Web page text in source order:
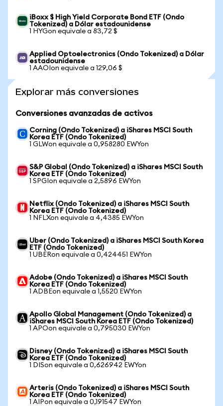
iBoxx $ High Yield Corporate Bond ETF (Ondo
Tokenized) a Dólar estadounidense
1 HYGon equivale a 83,72 $
Applied Optoelectronics (Ondo Tokenized) a Dólar
estadounidense
1 AAOIon equivale a 129,06 $
Explorar más conversiones
Conversiones avanzadas de activos
Corning (Ondo Tokenized) a iShares MSCI South
Korea ETF (Ondo Tokenized)
1 GLWon equivale a 0,958280 EWYon
S&P Global (Ondo Tokenized) a iShares MSCI South
Korea ETF (Ondo Tokenized)
1 SPGIon equivale a 2,5896 EWYon
Netflix (Ondo Tokenized) a iShares MSCI South
Korea ETF (Ondo Tokenized)
1 NFLXon equivale a 4,4385 EWYon
Uber (Ondo Tokenized) a iShares MSCI South Korea
ETF (Ondo Tokenized)
1 UBERon equivale a 0,424451 EWYon
Adobe (Ondo Tokenized) a iShares MSCI South
Korea ETF (Ondo Tokenized)
1 ADBEon equivale a 1,5520 EWYon
Apollo Global Management (Ondo Tokenized) a
iShares MSCI South Korea ETF (Ondo Tokenized)
1 APOon equivale a 0,795030 EWYon
Disney (Ondo Tokenized) a iShares MSCI South
Korea ETF (Ondo Tokenized)
1 DISon equivale a 0,626942 EWYon
Arteris (Ondo Tokenized) a iShares MSCI South
Korea ETF (Ondo Tokenized)
1 AIPon equivale a 0,191547 EWYon